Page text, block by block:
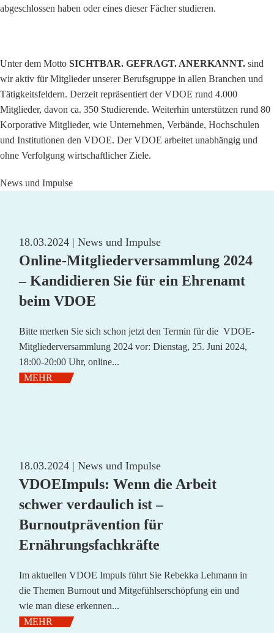
abgeschlossen haben oder eines dieser Fächer studieren.
Unter dem Motto SICHTBAR. GEFRAGT. ANERKANNT. sind
wir aktiv für Mitglieder unserer Berufsgruppe in allen Branchen und
Tätigkeitsfeldern. Derzeit repräsentiert der VDOE rund 4.000
Mitglieder, davon ca. 350 Studierende. Weiterhin unterstützen rund 80
Korporative Mitglieder, wie Unternehmen, Verbände, Hochschulen
und Institutionen den VDOE. Der VDOE arbeitet unabhängig und
ohne Verfolgung wirtschaftlicher Ziele.
News und Impulse
18.03.2024 |News und Impulse
Online-Mitgliederversammlung 2024
– Kandidieren Sie für ein Ehrenamt
beim VDOE
Bitte merken Sie sich schon jetzt den Termin für die VDOE-
Mitgliederversammlung 2024 vor: Dienstag, 25. Juni 2024,
18:00-20:00 Uhr, online...
MEHR
18.03.2024 |News und Impulse
VDOEImpuls: Wenn die Arbeit
schwer verdaulich ist –
Burnoutprävention für
Ernährungsfachkräfte
Im aktuellen VDOE Impuls führt Sie Rebekka Lehmann in
die Themen Burnout und Mitgefühlserschöpfung ein und
wie man diese erkennen...
MEHR